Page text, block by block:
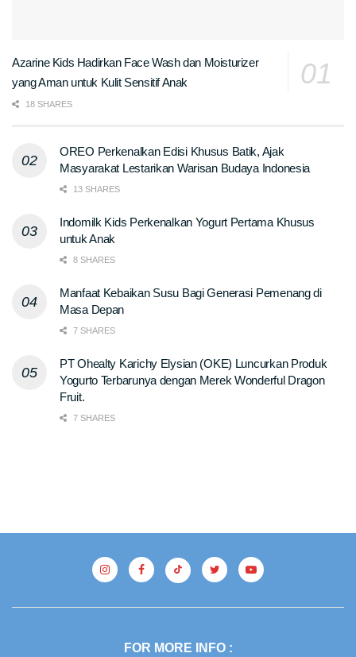
Azarine Kids Hadirkan Face Wash dan Moisturizer
yang Aman untuk Kulit Sensitif Anak
18 SHARES
OREO Perkenalkan Edisi Khusus Batik, Ajak
Masyarakat Lestarikan Warisan Budaya Indonesia
13 SHARES
Indomilk Kids Perkenalkan Yogurt Pertama Khusus
untuk Anak
8 SHARES
Manfaat Kebaikan Susu Bagi Generasi Pemenang di
Masa Depan
7 SHARES
PT Ohealty Karichy Elysian (OKE) Luncurkan Produk
Yogurto Terbarunya dengan Merek Wonderful Dragon
Fruit.
7 SHARES
FOR MORE INFO :